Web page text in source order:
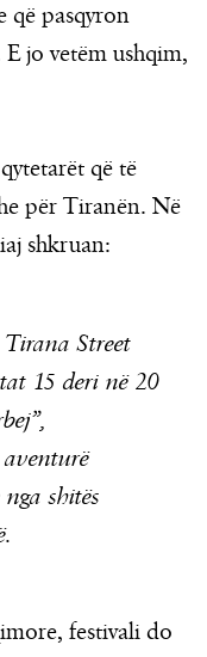
që pasqyron
jo vetëm ushqim,
që të
për Tiranën. Në
shkruan:
Street
15 deri në 20
shitës
festivali do